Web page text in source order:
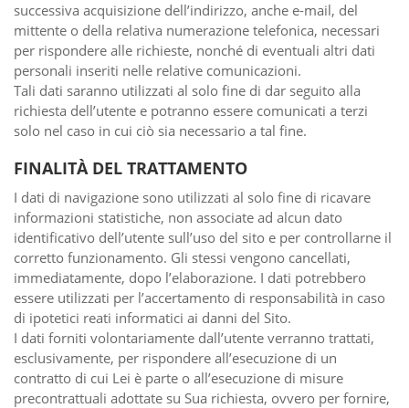
successiva acquisizione dell’indirizzo, anche e-mail, del
mittente o della relativa numerazione telefonica, necessari
per rispondere alle richieste, nonché di eventuali altri dati
personali inseriti nelle relative comunicazioni.
Tali dati saranno utilizzati al solo fine di dar seguito alla
richiesta dell’utente e potranno essere comunicati a terzi
solo nel caso in cui ciò sia necessario a tal fine.
FINALITÀ DEL TRATTAMENTO
I dati di navigazione sono utilizzati al solo fine di ricavare
informazioni statistiche, non associate ad alcun dato
identificativo dell’utente sull’uso del sito e per controllarne il
corretto funzionamento. Gli stessi vengono cancellati,
immediatamente, dopo l’elaborazione. I dati potrebbero
essere utilizzati per l’accertamento di responsabilità in caso
di ipotetici reati informatici ai danni del Sito.
I dati forniti volontariamente dall’utente verranno trattati,
esclusivamente, per rispondere all’esecuzione di un
contratto di cui Lei è parte o all’esecuzione di misure
precontrattuali adottate su Sua richiesta, ovvero per fornire,